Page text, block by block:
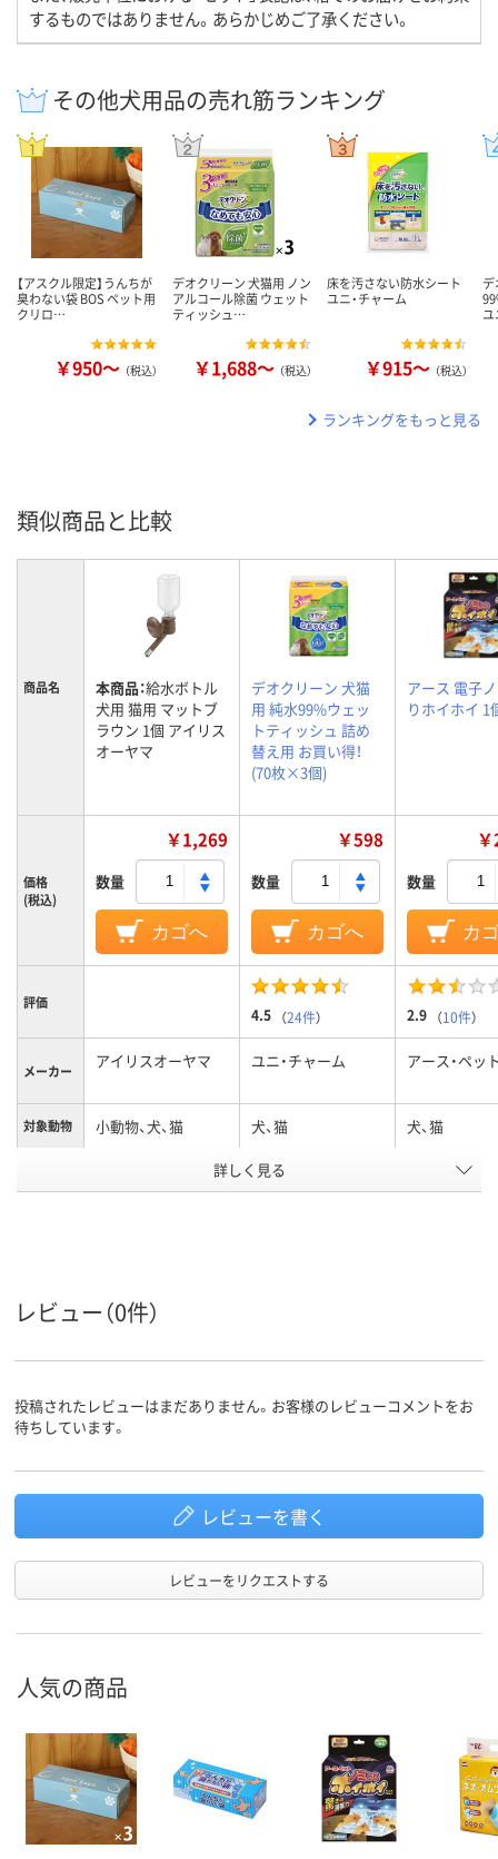
するものではありません。あらかじめご了承ください。
その他犬用品の売れ筋ランキング
【アスクル限定】うんちが
臭わない袋 BOS ペット用
クリロ…
￥950～ （税込）
デオクリーン 犬猫用 ノン
アルコール除菌 ウェット
ティッシュ…
￥1,688～ （税込）
床を汚さない防水シート
ユニ・チャーム
￥915～ （税込）
ランキングをもっと見る
類似商品と比較
商品名 本商品：給水ボトル
犬用 猫用 マットブ
ラウン 1個 アイリス
オーヤマ
デオクリーン 犬猫
用 純水99%ウェッ
トティッシュ 詰め
替え用 お買い得！
(70枚×3個)
アース 電子
りホイホイ 1
価格
(税込)
￥1,269
数量
カゴへ
￥598
数量
カゴへ
数量
カ
評価
4.5 （24件） 2.9 （10件）
メーカー アイリスオーヤマ ユニ・チャーム アース・ペッ
対象動物 小動物、犬、猫 犬、猫 犬、猫
詳しく見る
レビュー（0件）
投稿されたレビューはまだありません。お客様のレビューコメントをお
待ちしています。
レビューを書く
レビューをリクエストする
人気の商品